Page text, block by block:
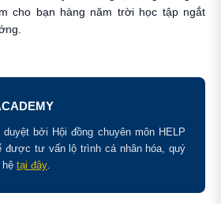
cho bạn hàng năm trời học tập ngắt
bởi Hội đồng chuyên môn HELP
được tư vấn lộ trình cá nhân hóa, quý
hệ tại đây